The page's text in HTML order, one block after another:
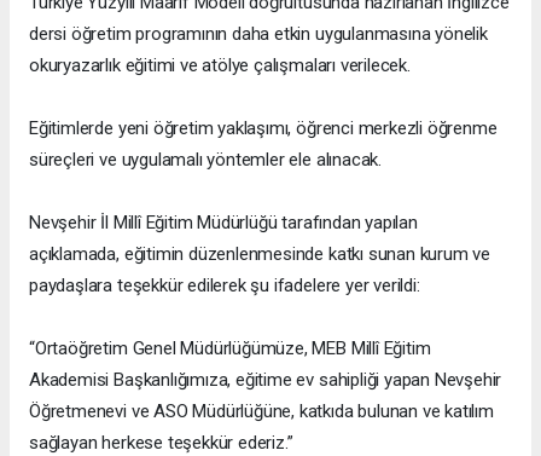
dersi öğretim programının daha etkin uygulanmasına yönelik
okuryazarlık eğitimi ve atölye çalışmaları verilecek.
Eğitimlerde yeni öğretim yaklaşımı, öğrenci merkezli öğrenme
süreçleri ve uygulamalı yöntemler ele alınacak.
Nevşehir İl Millî Eğitim Müdürlüğü tarafından yapılan
açıklamada, eğitimin düzenlenmesinde katkı sunan kurum ve
paydaşlara teşekkür edilerek şu ifadelere yer verildi:
“Ortaöğretim Genel Müdürlüğümüze, MEB Millî Eğitim
Akademisi Başkanlığımıza, eğitime ev sahipliği yapan Nevşehir
Öğretmenevi ve ASO Müdürlüğüne, katkıda bulunan ve katılım
sağlayan herkese teşekkür ederiz.”